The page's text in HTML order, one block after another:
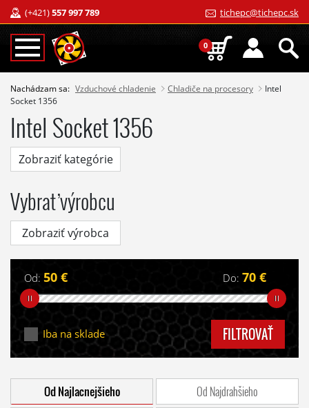
(+421)557 997 789 tichepc@tichepc.sk
0
Nachádzam sa: Vzduchové chladenie Chladiče na procesory
Intel
Socket 1356
Intel Socket 1356
Zobraziť kategórie
Vybrať výrobcu
Zobraziť výrobca
Od: 50 € Do: 70 €
Iba na sklade FILTROVAŤ
Od Najlacnejšieho
Od Najdrahšieho